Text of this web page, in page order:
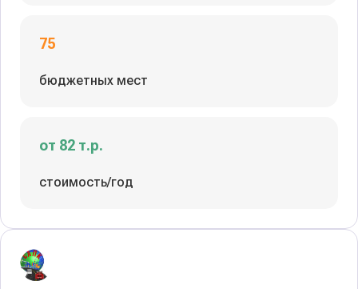
75
бюджетных мест
от 82 т.р.
стоимость/год